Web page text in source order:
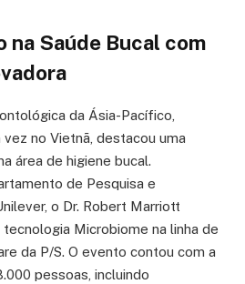
na Saúde Bucal com
da Ásia-Pacífico,
no Vietnã, destacou uma
área de higiene bucal.
de Pesquisa e
o Dr. Robert Marriott
Microbiome na linha de
da P/S. O evento contou com a
pessoas, incluindo